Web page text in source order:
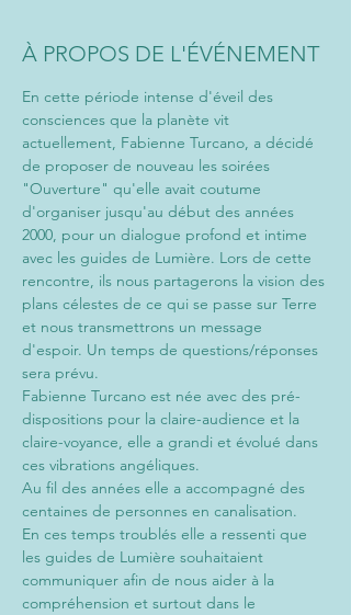
À PROPOS DE L'ÉVÉNEMENT
En cette période intense d'éveil des
consciences que la planète vit
actuellement, Fabienne Turcano, a décidé
de proposer de nouveau les soirées
"Ouverture" qu'elle avait coutume
d'organiser jusqu'au début des années
2000, pour un dialogue profond et intime
avec les guides de Lumière. Lors de cette
rencontre, ils nous partagerons la vision des
plans célestes de ce qui se passe sur Terre
et nous transmettrons un message
d'espoir. Un temps de questions/réponses
sera prévu.
Fabienne Turcano est née avec des pré-
dispositions pour la claire-audience et la
claire-voyance, elle a grandi et évolué dans
ces vibrations angéliques.
Au fil des années elle a accompagné des
centaines de personnes en canalisation.
En ces temps troublés elle a ressenti que
les guides de Lumière souhaitaient
communiquer afin de nous aider à la
compréhension et surtout dans le